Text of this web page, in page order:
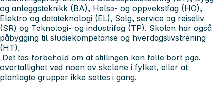
og anleggsteknikk (BA), Helse- og oppvekstfag (HO),
Elektro og datateknologi (EL), Salg, service og reiseliv
(SR) og Teknologi- og industrifag (TP). Skolen har også
påbygging til studiekompetanse og hverdagslivstrening
(HT).
Det tas forbehold om at stillingen kan falle bort pga.
overtallighet ved noen av skolene i fylket, eller at
planlagte grupper ikke settes i gang.